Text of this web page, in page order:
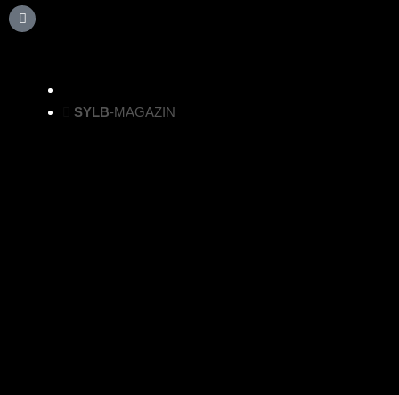
SYLB-MAGAZIN